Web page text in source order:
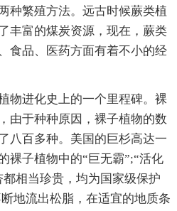
种繁殖方法。远古时候蕨类植
丰富的煤炭资源，现在，蕨类
食品、医药方面有着不小的经
物进化史上的一个里程碑。裸
由于种种原因，裸子植物的数
八百多种。美国的巨杉高达一
裸子植物中的“巨无霸”;“活化
相当珍贵，均为国家级保护
地流出松脂，在适宜的地质条